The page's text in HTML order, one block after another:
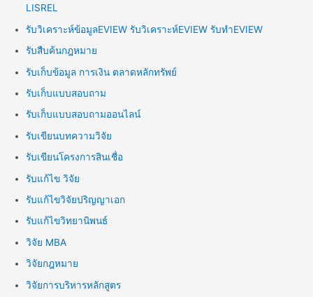
LISREL
รับวิเคราะห์ข้อมูลEVIEW รับวิเคราะห์EVIEW รับทำEVIEW
รับสืบค้นกฎหมาย
รับเก็บข้อมูล การเงิน ตลาดหลักทรัพย์
รับเก็บแบบสอบถาม
รับเก็บแบบสอบถามออนไลน์
รับเขียนบทความวิจัย
รับเขียนโครงการสินเชื่อ
รับแก้ไข วิจัย
รับแก้ไขวิจัยปริญญาเอก
รับแก้ไขวิทยานิพนธ์
วิจัย MBA
วิจัยกฎหมาย
วิจัยการบริหารหลักสูตร